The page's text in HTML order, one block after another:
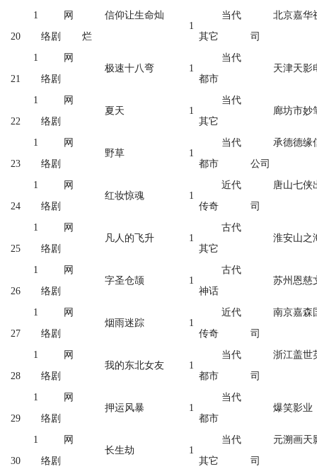
1
20
网
络剧
信仰让生命灿
烂
1
当代
其它
北京嘉华
司
1
21
网
络剧
极速十八弯 1
当代
都市
天津天影
1
22
网
络剧
夏天 1
当代
其它
廊坊市妙
1
23
网
络剧
野草 1
当代
都市
承德德缘
公司
1
24
网
络剧
红妆惊魂 1
近代
传奇
唐山七侠
司
1
25
网
络剧
凡人的飞升 1
古代
其它
淮安山之
1
26
网
络剧
字圣仓颉 1
古代
神话
苏州恩慈
1
27
网
络剧
烟雨迷踪 1
近代
传奇
南京嘉森
司
1
28
网
络剧
我的东北女友 1
当代
都市
浙江盖世
司
1
29
网
络剧
押运风暴 1
当代
都市
爆笑影业
1
30
网
络剧
长生劫 1
当代
其它
元溯画天
司